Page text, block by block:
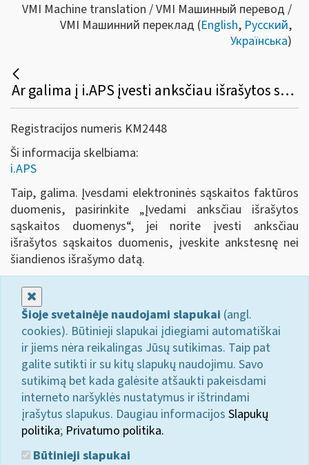
VMI Machine translation / VMI Машинный перевод /
VMI Машинний переклад (English, Русский,
Українська)
Ar galima į i.APS įvesti anksčiau išrašytos sąskaitos faktūros duomenis?
Registracijos numeris KM2448
Ši informacija skelbiama:
i.APS
Taip, galima. Įvesdami elektroninės sąskaitos faktūros
duomenis, pasirinkite „Įvedami anksčiau išrašytos
sąskaitos duomenys“, jei norite įvesti anksčiau
išrašytos sąskaitos duomenis, įveskite ankstesnę nei
šiandienos išrašymo datą.
Šioje svetainėje naudojami slapukai (angl.
cookies). Būtinieji slapukai įdiegiami automatiškai
ir jiems nėra reikalingas Jūsų sutikimas. Taip pat
galite sutikti ir su kitų slapukų naudojimu. Savo
sutikimą bet kada galėsite atšaukti pakeisdami
interneto naršyklės nustatymus ir ištrindami
įrašytus slapukus. Daugiau informacijos Slapukų
politika; Privatumo politika.
Būtinieji slapukai